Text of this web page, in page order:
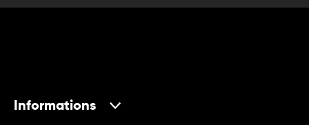
Informations